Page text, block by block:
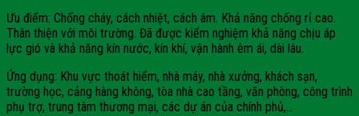
Ưu điểm: Chống cháy, cách nhiệt, cách âm. Khả năng chống rỉ cao.
Thân thiện với môi trường. Đã được kiểm nghiệm khả năng chịu áp
lực gió và khả năng kín nước, kín khí, vận hành êm ái, dài lâu.
Ứng dụng: Khu vực thoát hiểm, nhà máy, nhà xưởng, khách sạn,
trường học, cảng hàng không, tòa nhà cao tầng, văn phòng, công trình
phụ trợ, trung tâm thương mại, các dự án của chính phủ,…